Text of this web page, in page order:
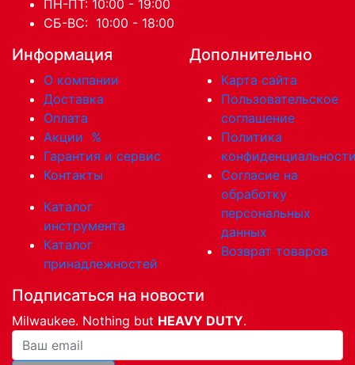
ПН-ПТ: 10:00 - 19:00
СБ-ВС: 10:00 - 18:00
Информация
О компании
Доставка
Оплата
Акции %
Гарантия и сервис
Контакты
Каталог
инструмента
Каталог
принадлежностей
Дополнительно
Карта сайта
Пользовательское
соглашение
Политика
Согласие на
обработку
персональных
данных
Возврат товаров
Подписаться на новости
Milwaukee. Nothing but HEAVY DUTY.
Ваша почта